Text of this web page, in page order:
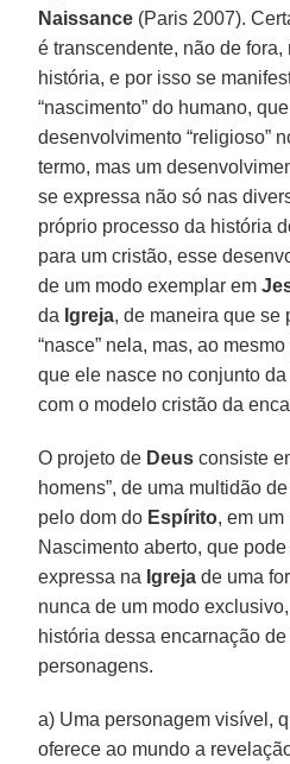
Naissance (Paris 2007).
é transcendente, não de fora,
história, e por isso se
“nascimento” do humano,
desenvolvimento “religioso”
termo, mas um
se expressa não só nas
próprio processo da história
para um cristão, esse
de um modo exemplar em
da Igreja, de maneira que se
“nasce” nela, mas, ao
que ele nasce no conjunto
com o modelo cristão da
O projeto de Deus consiste
homens”, de uma multidão
pelo dom do Espírito, em
Nascimento aberto, que
expressa na Igreja de uma
nunca de um modo
história dessa encarnação de
personagens.
a) Uma personagem visível,
oferece ao mundo a